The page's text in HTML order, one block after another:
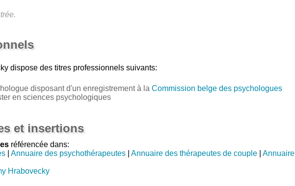
dispose des titres professionnels suivants:
disposant d'un enregistrement à la Commission belge des psychologues
en sciences psychologiques
et insertions
référencée dans:
| Annuaire des psychothérapeutes| Annuaire des thérapeutes de couple| Annuaire
Hrabovecky